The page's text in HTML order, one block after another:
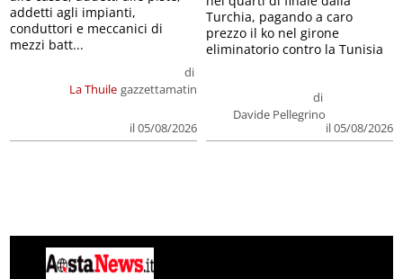
La Thuile
di
gazzettamatin
il 05/08/2026
addetti agli impianti,
conduttori e meccanici di
mezzi batt...
di
Davide Pellegrino
il 05/08/2026
Turchia, pagando a caro
prezzo il ko nel girone
eliminatorio contro la Tunisia